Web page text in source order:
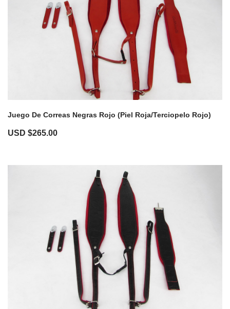
Juego De Correas Negras Rojo (Piel Roja/Terciopelo Rojo)
USD $265.00